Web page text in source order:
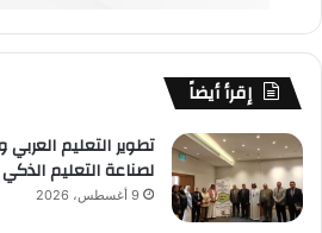
إقرأ أيضاً
تطوير التعليم
لصناعة التعليم الذكي
9 أغسطس، 2026